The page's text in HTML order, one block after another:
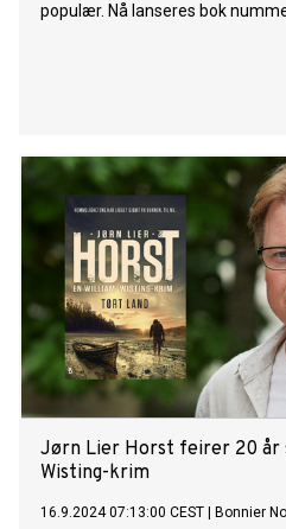
populær. Nå lanseres bok
Jørn Lier Horst feirer 20
Wisting-krim
16.9.2024 07:13:00 CEST Bonnier